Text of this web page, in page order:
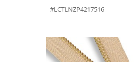
#LCTLNZP4217516